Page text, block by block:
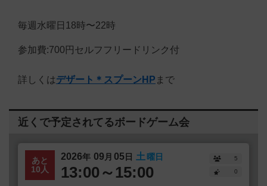
毎週水曜日18時〜22時
参加費:700円セルフフリードリンク付
詳しくはデザート＊スプーンHP まで
近くで予定されてるボードゲーム会
あと
10人
2026年 09 月 05日 土曜日
13:00～15:00
5
0